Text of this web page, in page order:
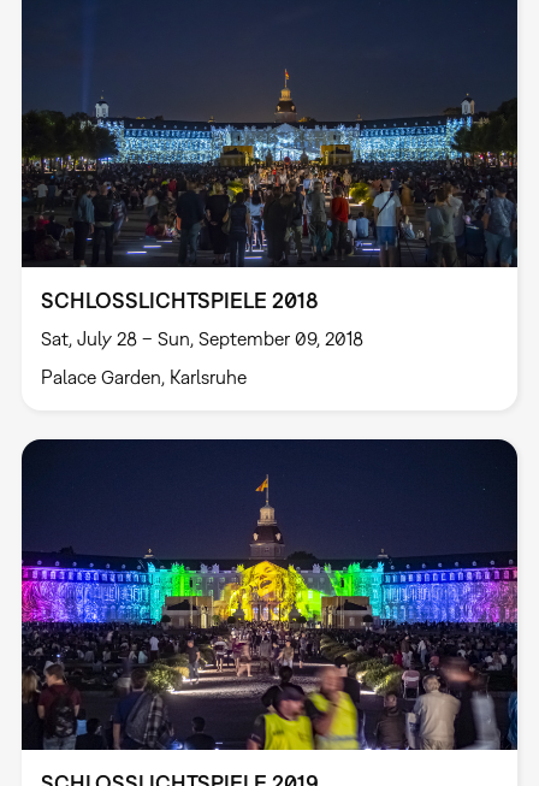
SCHLOSSLICHTSPIELE 2018
Sat, July 28 – Sun, September 09, 2018
Palace Garden, Karlsruhe